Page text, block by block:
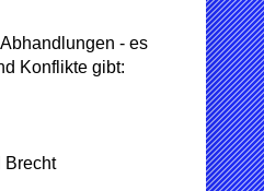
- es
Konflikte gibt:
Brecht